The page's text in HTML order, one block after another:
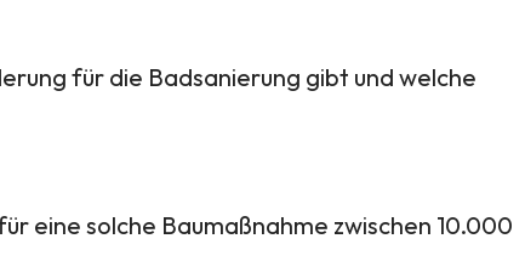
für die Badsanierung gibt und welche
eine solche Baumaßnahme zwischen 10.000